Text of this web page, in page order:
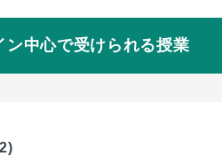
ン中心で受けられる授業